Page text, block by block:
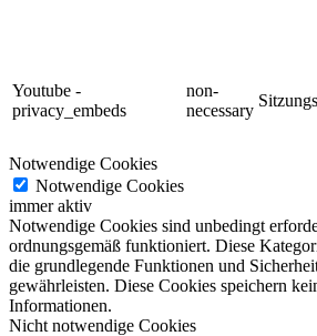
Youtube -
privacy_embeds
non-
necessary
Notwendige Cookies
Notwendige Cookies
immer aktiv
Notwendige Cookies sind unbedingt
ordnungsgemäß funktioniert. Diese
die grundlegende Funktionen und
gewährleisten. Diese Cookies speichern
Informationen.
Nicht notwendige Cookies